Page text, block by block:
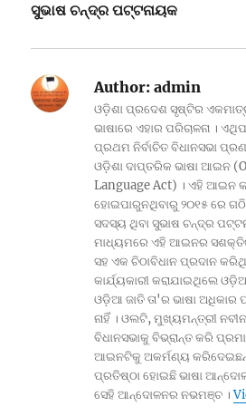
ସୁଭାଷ ଚନ୍ଦ୍ର ପଟ୍ଟନାୟକ
Author: admin
ଓଡ଼ିଶା ପ୍ରଦେଶ ସୃଷ୍ଟିର
ଭାଷାରେ ଏହାର ପରିଚାଳନା ।
ପ୍ରଥମ ନିର୍ବାଚିତ ବିଧାନସଭା
ଓଡ଼ିଶା ଦାପ୍ତରିକ ଭାଷା ଆଇନ
Language Act) । ଏହି ଆଇନ
ହୋଇପାରୁନଥିବାରୁ ୨୦୧୫ ରେ
ସଦସ୍ୟ ଥିବା ସୁଭାଷ ଚନ୍ଦ୍ର
ମାଧ୍ୟମରେ ଏହି ଆଇନର
ସହ ଏକ ଚିଠାବିଧାନ ପ୍ରଦାନ
କାର୍ଯ୍ୟକାରୀ କରାଯାଇଥିଲେ
ଓଡ଼ିଆ ଜାତି ତା'ର ଭାଷା ଅଧିକାର
ନାହିଁ । ଓଲଟି, ମୁଖ୍ୟମନ୍ତ୍ରୀ
ବିଧାନସଭାକୁ ବିଭ୍ରାନ୍ତ କରି
ଆଇନଟିକୁ ଅକର୍ମଣ୍ୟ
ପ୍ରତିଷ୍ଠା ହୋଇଛି ଭାଷା
ସେହି ଆନ୍ଦୋଳନର ନଭମଞ୍ଚ ।